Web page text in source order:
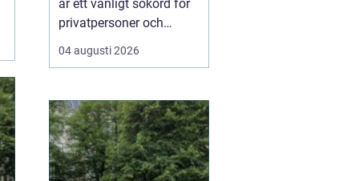
är ett vanligt sökord för
privatpersoner och
företag som planerar
nya trädgårdar,
04 augusti 2026